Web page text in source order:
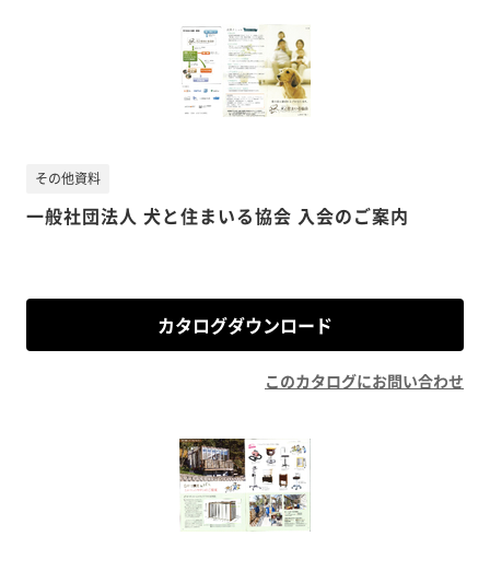
一般社団法人 犬と住まいる協会 入会のご案内
その他資料
カタログダウンロード
このカタログにお問い合わせ